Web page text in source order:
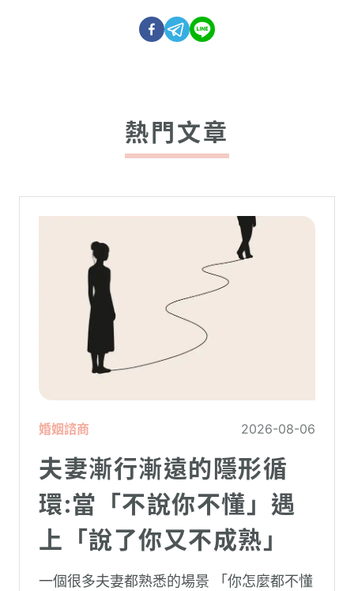
熱門文章
婚姻諮商 2026-08-06
夫妻漸行漸遠的隱形循
環:當「不說你不懂」遇
上「說了你又不成熟」
一個很多夫妻都熟悉的場景 「你怎麼都不懂